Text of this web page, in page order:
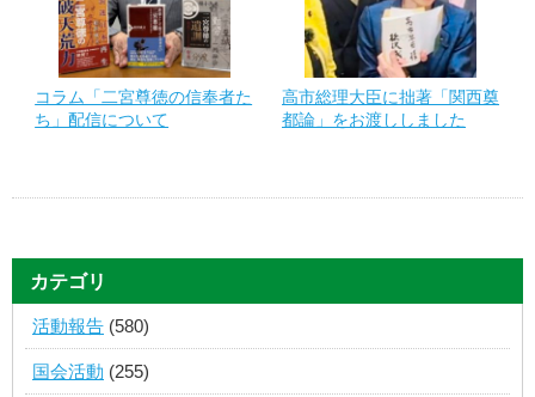
コラム「二宮尊徳の信奉者た
ち」配信について
高市総理大臣に拙著「関西奠
都論」をお渡ししました
カテゴリ
活動報告 (580)
国会活動 (255)